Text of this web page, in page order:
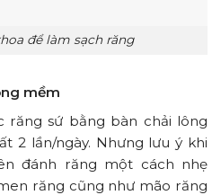
để làm sạch răng
mềm
răng sứ bằng bàn chải lông
2 lần/ngày. Nhưng lưu ý khi
đánh răng một cách nhẹ
răng cũng như mão răng